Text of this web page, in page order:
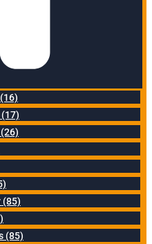
(85)
(85)